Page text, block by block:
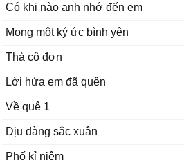
Có khi nào anh nhớ đến em
Mong một ký ức bình yên
Thà cô đơn
Lời hứa em đã quên
Về quê 1
Dịu dàng sắc xuân
Phố kỉ niệm